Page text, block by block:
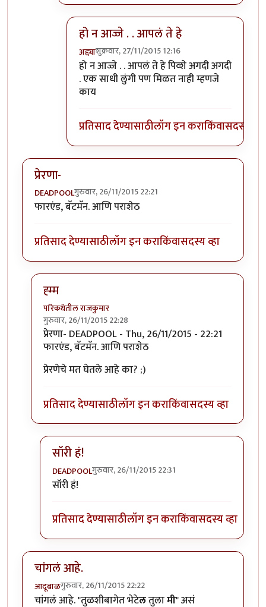
हो न आज्जे . . आपलं ते हे
अद्द्याशुक्रवार, 27/11/2015 12:16
In reply toअण्णा हे आपल् अद्द्या मेरेकुby
हो न आज्जे . . आपलं ते हे पिव्शे अगदी अगदी
. एक साधी लुंगी पण मिळत नाही म्हणजे
काय
प्रतिसाद देण्यासाठीलॉग इन कराकिंवासदस्य व्हा
प्रेरणा-
DEADPOOLगुरुवार, 26/11/2015 22:21
फारएंड, बॅटमॅन. आणि पराशेठ
प्रतिसाद देण्यासाठीलॉग इन कराकिंवासदस्य व्हा
ह्म्म
परिकथेतील राजकुमार
गुरुवार, 26/11/2015 22:28
In reply toप्रेरणा-byDEADPOOL
प्रेरणा- DEADPOOL - Thu, 26/11/2015 - 22:21
फारएंड, बॅटमॅन. आणि पराशेठ
प्रेरणेचे मत घेतले आहे का? ;)
प्रतिसाद देण्यासाठीलॉग इन कराकिंवासदस्य व्हा
सॉरी हं!
DEADPOOLगुरुवार, 26/11/2015 22:31
In reply to
सॉरी हं!
प्रतिसाद देण्यासाठीलॉग इन कराकिंवासदस्य व्हा
चांगलं आहे.
आदूबाळगुरुवार, 26/11/2015 22:22
चांगलं आहे. "तुळशीबागेत भेटेलतुलामी" असं